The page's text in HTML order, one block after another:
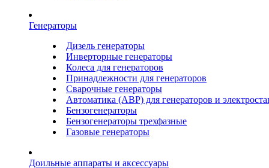
Генераторы
Дизель генераторы
Инверторные генераторы
Колеса для генераторов
Принадлежности для генераторов
Сварочные генераторы
Автоматика (АВР) для генераторов и
Бензогенераторы
Бензогенераторы трехфазные
Газовые генераторы
Доильные аппараты и аксессуары